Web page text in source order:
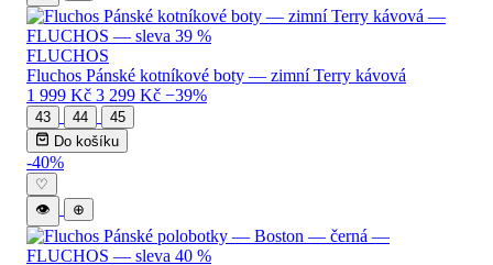
FLUCHOS
Fluchos Pánské kotníkové boty — zimní Terry kávová
1 999 Kč 3 299 Kč −39%
43 44
45
Do košíku
-40%
♡
👁
⊕